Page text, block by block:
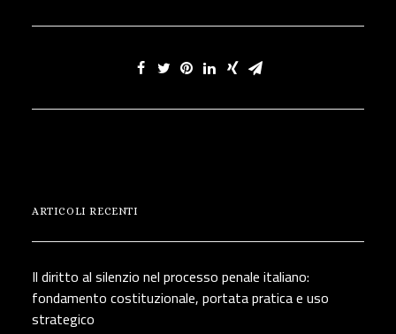
ARTICOLI RECENTI
Il diritto al silenzio nel processo penale italiano:
fondamento costituzionale, portata pratica e uso
strategico